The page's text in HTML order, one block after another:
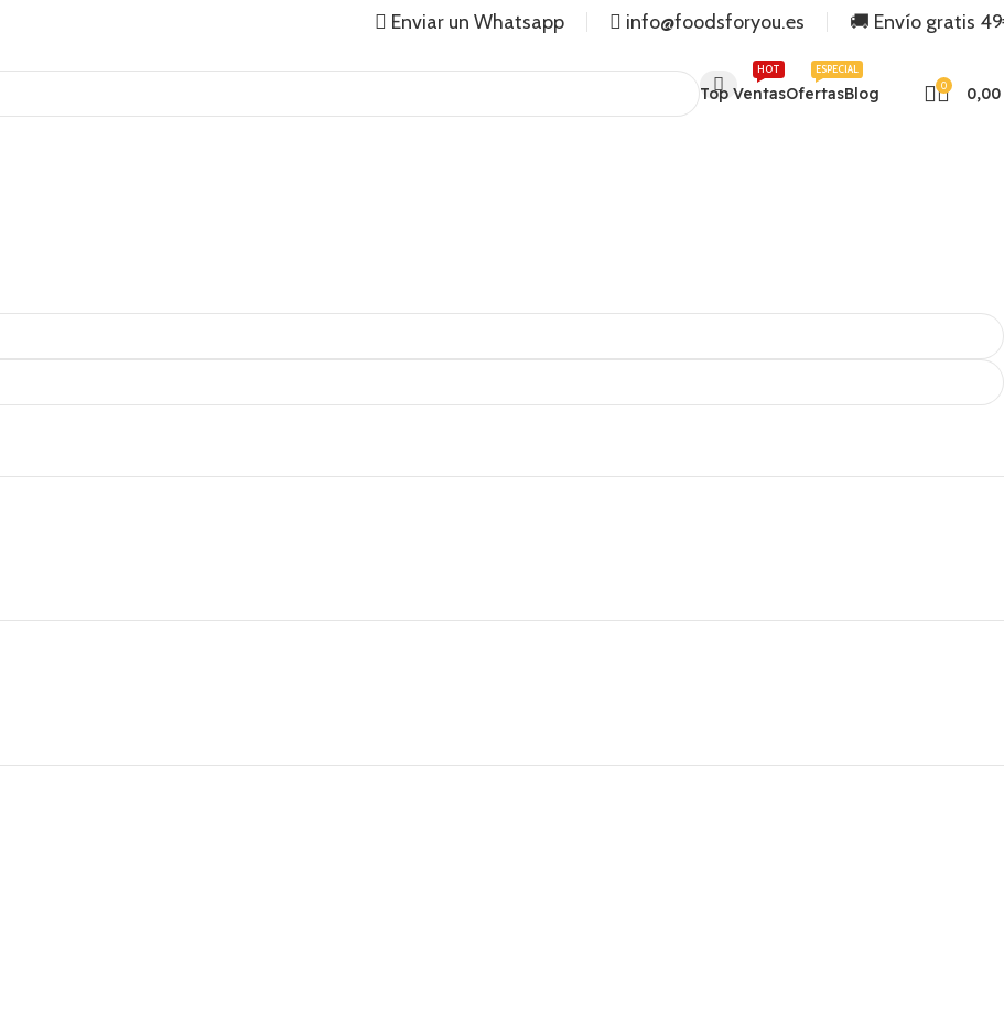
Enviar un Whatsapp info@foodsforyou.es 🚚 Envío gratis
Top Ventas
HOT
Ofertas
ESPECIAL
Blog 0 0,00